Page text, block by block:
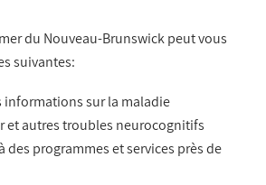
du Nouveau-Brunswick peut vous
suivantes:
informations sur la maladie
et autres troubles neurocognitifs
des programmes et services près de